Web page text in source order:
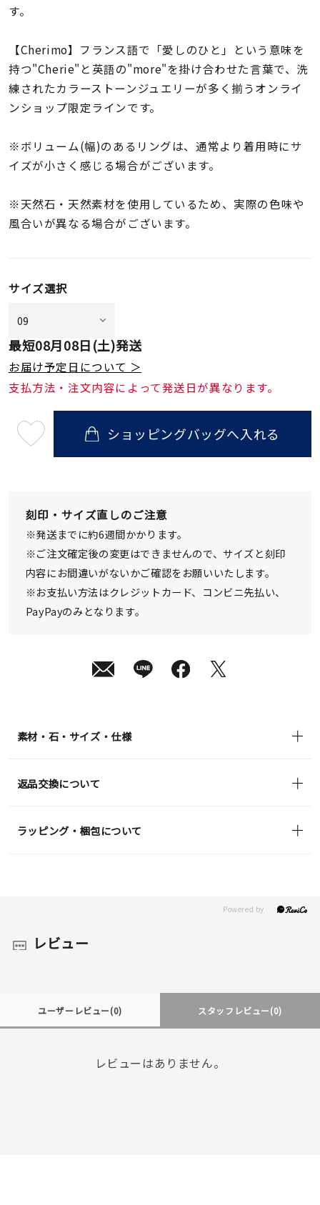
レディース
メンズ
リングサイズ
価格 ¥0
在庫 在庫ありのみ
す。
【Cherimo】フランス語で「愛しのひと」という意味を
持つ"Cherie"と英語の"more"を掛け合わせた言葉で、洗
練されたカラーストーンジュエリーが多く揃うオンライ
ンショップ限定ラインです。
※ボリューム(幅)のあるリングは、通常より着用時にサ
イズが小さく感じる場合がございます。
※天然石・天然素材を使用しているため、実際の色味や
風合いが異なる場合がございます。
サイズ選択
最短08月08日(土)発送
お届け予定日について ＞
支払方法・注文内容によって発送日が異なります。
08
送
¥27,500 (tax
in)
ショッピングバッグへ入れる
刻印・サイズ直しのご注意
※発送までに約6週間かかります。
※ご注文確定後の変更はできませんので、サイズと刻印
内容にお間違いがないかご確認をお願いいたします。
※お支払い方法はクレジットカード、コンビニ先払い、
PayPayのみとなります。
素材・石・サイズ・仕様
返品交換について
ラッピング・梱包について
レビュー
ユーザーレビュー(0) スタッフレビュー(0)
レビューはありません。